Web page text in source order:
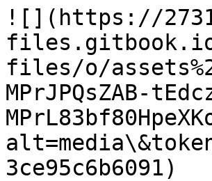
![](https://
files/o/assets%2F-
MPrJPQsZAB-
3ce95c6b6091)